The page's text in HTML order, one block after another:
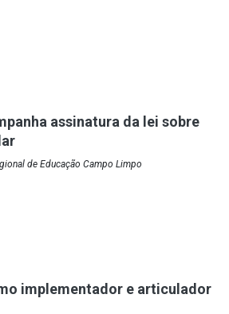
assinatura da lei sobre
de Educação Campo Limpo
implementador e articulador